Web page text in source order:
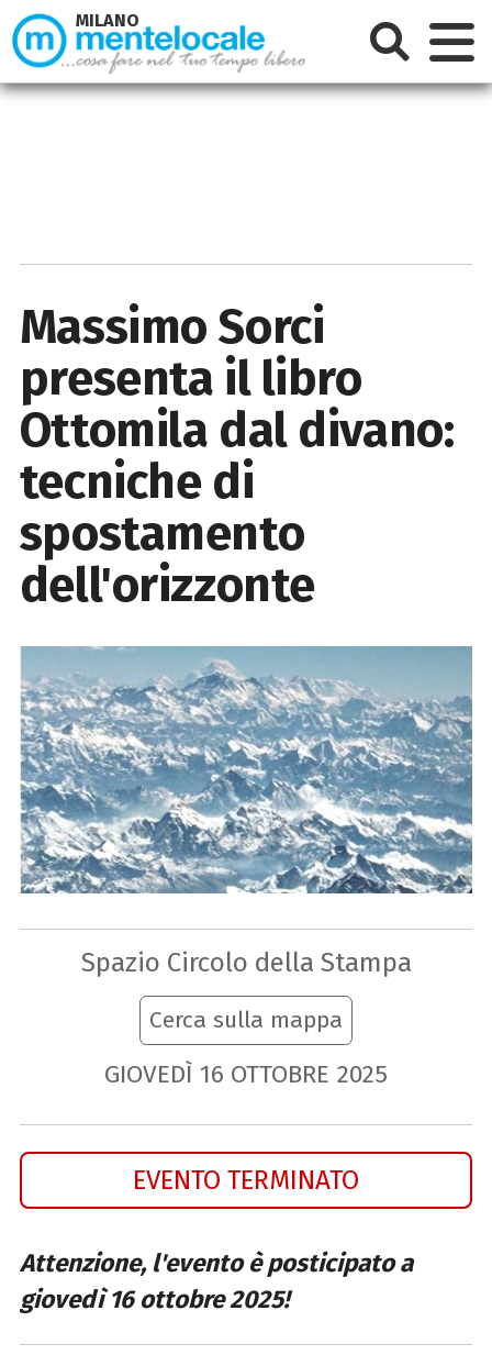
Massimo Sorci
presenta il libro
Ottomila dal divano:
tecniche di
spostamento
dell'orizzonte
Spazio Circolo della Stampa
Cerca sulla mappa
GIOVEDÌ 16 OTTOBRE 2025
EVENTO TERMINATO
Attenzione, l'evento è posticipato a
giovedì 16 ottobre 2025!
MILANO